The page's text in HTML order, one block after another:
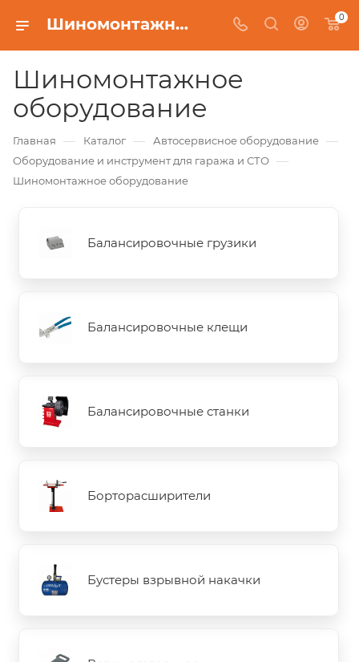
Шиномонтажное оборудование 0
Шиномонтажное
оборудование
Главная — Каталог — Автосервисное оборудование —
Оборудование и инструмент для гаража и СТО —
Шиномонтажное оборудование
Балансировочные грузики
Балансировочные клещи
Балансировочные станки
Борторасширители
Бустеры взрывной накачки